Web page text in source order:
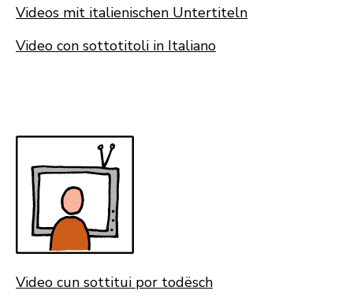
Videos mit italienischen Untertiteln
Video con sottotitoli in Italiano
Video cun sottitui por todësch